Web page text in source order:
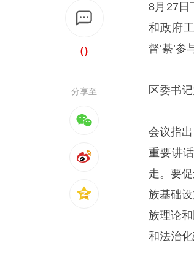
0
分享至
8月27日
和政府
督‘綦’
区委书
会议指
重要讲
走。要
族基础
族理论
和法治化